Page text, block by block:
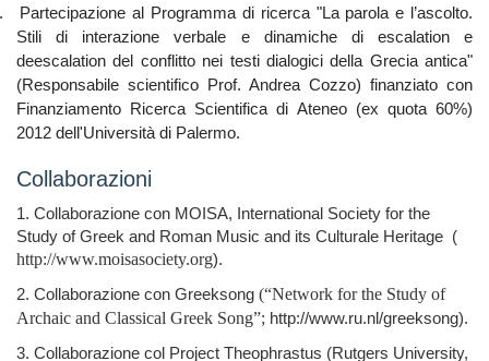
Partecipazione al Programma di ricerca "La parola e l’ascolto.
Stili di interazione verbale e dinamiche di escalation e
deescalation del conflitto nei testi dialogici della Grecia antica"
(Responsabile scientifico Prof. Andrea Cozzo) finanziato con
Finanziamento Ricerca Scientifica di Ateneo (ex quota 60%)
2012 dell'Università di Palermo.
Collaborazioni
1. Collaborazione con MOISA, International Society for the
Study of Greek and Roman Music and its Culturale Heritage (
http://www.moisasociety.org).
2. Collaborazione con Greeksong (“Network for the Study of
Archaic and Classical Greek Song”; http://www.ru.nl/greeksong).
3. Collaborazione col Project Theophrastus (Rutgers University,